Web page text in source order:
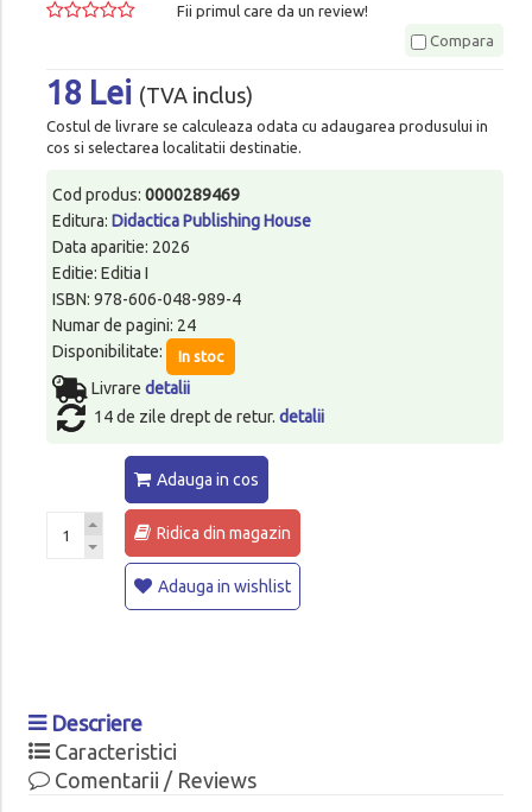
Fii primul care da un review!
Compara
18 Lei (TVA inclus)
Costul de livrare se calculeaza odata cu adaugarea produsului in
cos si selectarea localitatii destinatie.
Cod produs: 0000289469
Editura: Didactica Publishing House
Data aparitie: 2026
Editie: Editia I
ISBN: 978-606-048-989-4
Numar de pagini: 24
Disponibilitate:
In stoc
Livrare detalii
14 de zile drept de retur. detalii
Adauga in cos
Ridica din magazin
Adauga in wishlist
Descriere
Caracteristici
Comentarii / Reviews